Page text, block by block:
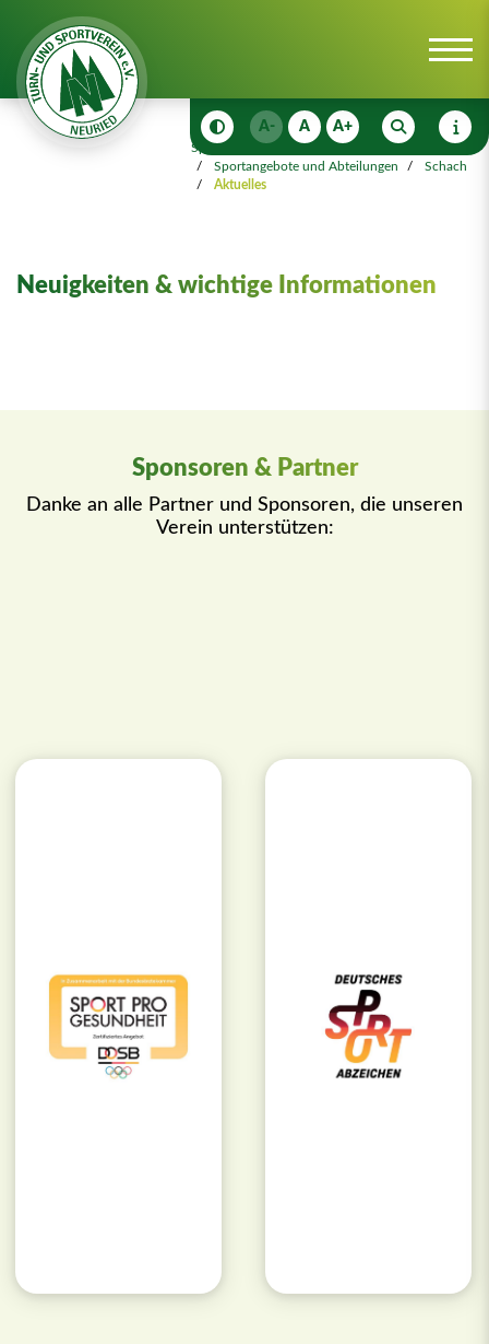
A- A A+
Sportangebot
Sportangebote und Abteilungen
Schach
Aktuelles
Neuigkeiten & wichtige Informationen
Sponsoren & Partner
Danke an alle Partner und Sponsoren, die unseren
Verein unterstützen: